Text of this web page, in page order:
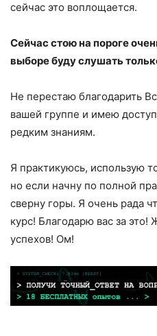
сейчас это воплощается.
Сейчас стою на пороге
выборе буду слушать
Не перестаю благодарить
вашей группе и имею
редким знаниям.
Я практикуюсь, использую
но если начну по полной
сверну горы. Я очень рада
курс! Благодарю вас за это!
успехов! Ом!